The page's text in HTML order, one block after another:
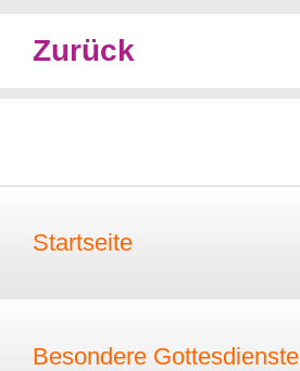
Zurück
Startseite
Besondere Gottesdienste